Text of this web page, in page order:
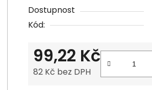
Dostupnost
Kód:
99,22 Kč
82 Kč bez DPH